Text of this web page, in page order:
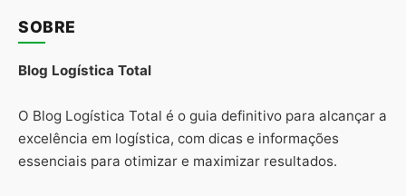
SOBRE
Blog Logística Total
O Blog Logística Total é o guia definitivo para alcançar a
excelência em logística, com dicas e informações
essenciais para otimizar e maximizar resultados.